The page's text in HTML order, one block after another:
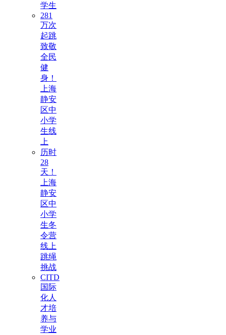
学生
281
万次
起跳
致敬
全民
健
身！
上海
静安
区中
小学
生线
上
历时
28
天！
上海
静安
区中
小学
生冬
令营
线上
跳绳
挑战
CITD
国际
化人
才培
养与
学业